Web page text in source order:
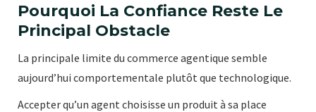
Pourquoi La Confiance Reste Le
Principal Obstacle
La principale limite du commerce agentique semble
aujourd’hui comportementale plutôt que technologique.
Accepter qu’un agent choisisse un produit à sa place